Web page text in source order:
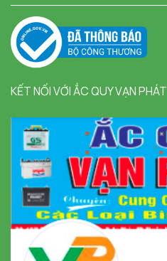
KẾT NỐI VỚI ẮC QUY VẠN PHÁT